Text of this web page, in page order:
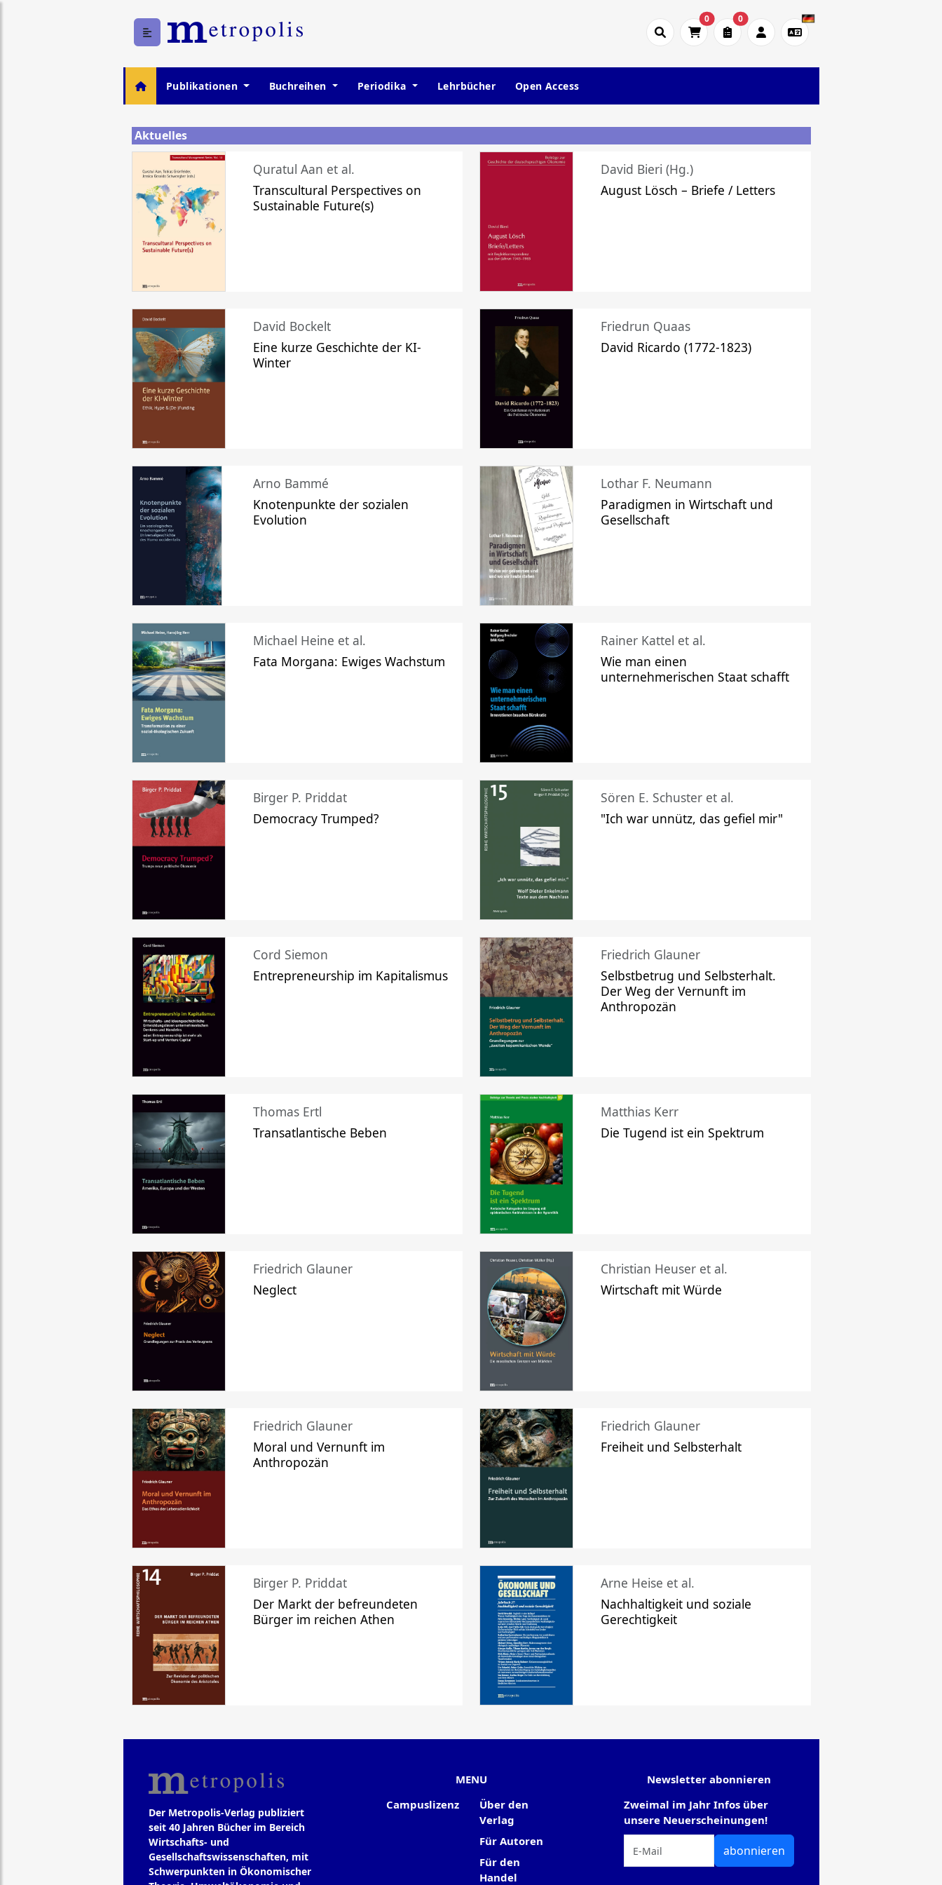
0 0
Publikationen Buchreihen Periodika Lehrbücher Open Access
Aktuelles
Quratul Aan et al.
Transcultural Perspectives on
Sustainable Future(s)
David Bieri (Hg.)
August Lösch – Briefe / Letters
David Bockelt
Eine kurze Geschichte der KI-
Winter
Friedrun Quaas
David Ricardo (1772-1823)
Arno Bammé
Knotenpunkte der sozialen
Evolution
Lothar F. Neumann
Paradigmen in Wirtschaft und
Gesellschaft
Michael Heine et al.
Fata Morgana: Ewiges Wachstum
Rainer Kattel et al.
Wie man einen
unternehmerischen Staat schafft
Birger P. Priddat
Democracy Trumped?
Sören E. Schuster et al.
"Ich war unnütz, das gefiel mir"
Cord Siemon
Entrepreneurship im Kapitalismus
Friedrich Glauner
Selbstbetrug und Selbsterhalt.
Der Weg der Vernunft im
Anthropozän
Thomas Ertl
Transatlantische Beben
Matthias Kerr
Die Tugend ist ein Spektrum
Friedrich Glauner
Neglect
Christian Heuser et al.
Wirtschaft mit Würde
Friedrich Glauner
Moral und Vernunft im
Anthropozän
Friedrich Glauner
Freiheit und Selbsterhalt
Birger P. Priddat
Der Markt der befreundeten
Bürger im reichen Athen
Arne Heise et al.
Nachhaltigkeit und soziale
Gerechtigkeit
Der Metropolis-Verlag publiziert
seit 40 Jahren Bücher im Bereich
Wirtschafts- und
Gesellschaftswissenschaften, mit
Schwerpunkten in Ökonomischer
MENU
Campuslizenz
Über den
Verlag
Für Autoren
Für den
Handel
Newsletter abonnieren
Zweimal im Jahr Infos über
unsere Neuerscheinungen!
abonnieren